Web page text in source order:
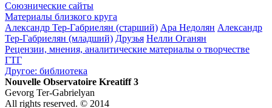
Союзнические сайты
Материалы близкого круга
Александр Тер-Габриелян (старший) Ара Недолян Александр
Тер-Габриелян (младший) Друзья Нелли Оганян
Рецензии, мнения, аналитические материалы о творчестве
ГТГ
Другое: библиотека
Nouvelle Observatoire Kreatiff 3
Gevorg Ter-Gabrielyan
All rights reserved. © 2014